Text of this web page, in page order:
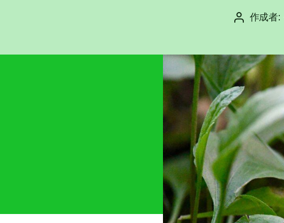
投 作成者: